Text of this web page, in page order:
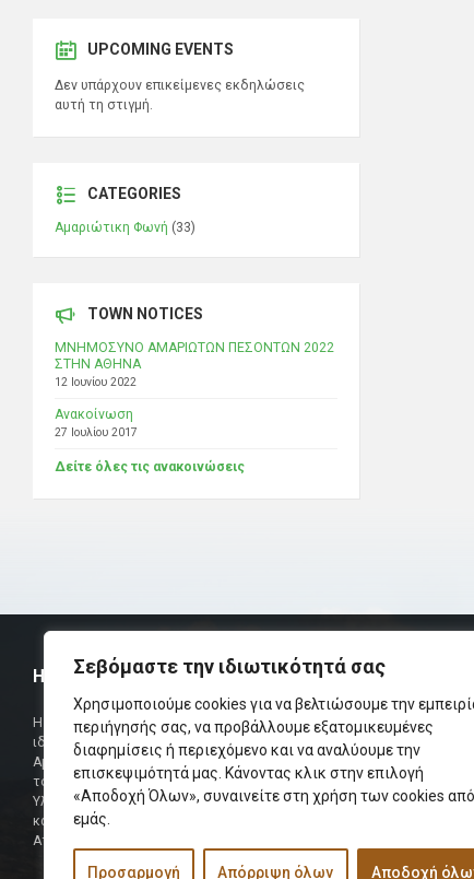
Σεβόμαστε την ιδιωτικότητά σας
Χρησιμοποιούμε cookies για να βελτιώσουμε την
περιήγησής σας, να προβάλλουμε εξατομικευμένες
διαφημίσεις ή περιεχόμενο και να αναλύουμε την
επισκεψιμότητά μας. Κάνοντας κλικ στην επιλογή
«Αποδοχή Όλων», συναινείτε στη χρήση των cookies από
εμάς.
Προσαρμογή Απόρριψη όλων Αποδοχή
UPCOMING EVENTS
Δεν υπάρχουν επικείμενες εκδηλώσεις
αυτή τη στιγμή.
CATEGORIES
Αμαριώτικη Φωνή (33)
TOWN NOTICES
ΜΝΗΜΟΣΥΝΟ ΑΜΑΡΙΩΤΩΝ ΠΕΣΟΝΤΩΝ 2022
ΣΤΗΝ ΑΘΗΝΑ
12 Ιουνίου 2022
Ανακοίνωση
27 Ιουλίου 2017
Δείτε όλες τις ανακοινώσεις
Η ΟΜΟΣΠΟΝΔΙΑ
Η Ομοσπονδία Σωματείων Επαρχίας Αμαρίου
ιδρύθηκε και πήρε τη θέση της Ένωσης
Αμαριωτών, που λειτουργούσε από το 1966 μέχρι
το 1984.
Υλοποιήθηκε σε συνεργασία των μελών του Δ.Σ
και των Δ.Σ των Αμαριώτικων Σωματείων της
Αττικής.
Τηλεφωνικό
Δήμαρχος
Φαξ